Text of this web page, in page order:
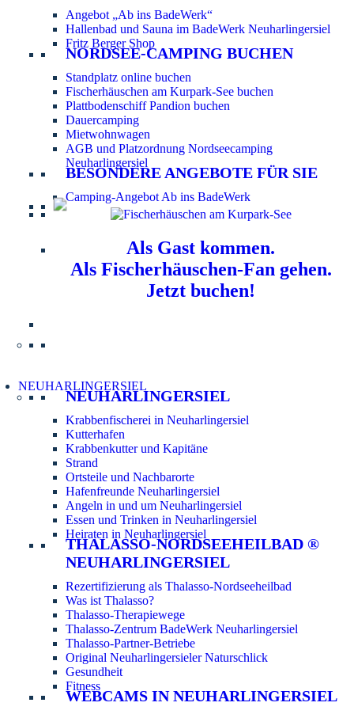
Angebot „Ab ins BadeWerk“
Hallenbad und Sauna im BadeWerk Neuharlingersiel
Fritz Berger Shop
NORDSEE-CAMPING BUCHEN
Standplatz online buchen
Fischerhäuschen am Kurpark-See buchen
Plattbodenschiff Pandion buchen
Dauercamping
Mietwohnwagen
AGB und Platzordnung Nordseecamping
Neuharlingersiel
BESONDERE ANGEBOTE FÜR SIE
Camping-Angebot Ab ins BadeWerk
Als Gast kommen.
Als Fischerhäuschen-Fan gehen.
Jetzt buchen!
NEUHARLINGERSIEL
NEUHARLINGERSIEL
Krabbenfischerei in Neuharlingersiel
Kutterhafen
Krabbenkutter und Kapitäne
Strand
Ortsteile und Nachbarorte
Hafenfreunde Neuharlingersiel
Angeln in und um Neuharlingersiel
Essen und Trinken in Neuharlingersiel
Heiraten in Neuharlingersiel
THALASSO-NORDSEEHEILBAD ®
NEUHARLINGERSIEL
Rezertifizierung als Thalasso-Nordseeheilbad
Was ist Thalasso?
Thalasso-Therapiewege
Thalasso-Zentrum BadeWerk Neuharlingersiel
Thalasso-Partner-Betriebe
Original Neuharlingersieler Naturschlick
Gesundheit
Fitness
WEBCAMS IN NEUHARLINGERSIEL